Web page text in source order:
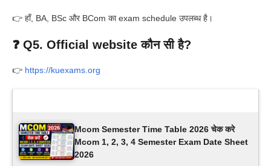
👉 हाँ, BA, BSc और BCom का exam schedule उपलब्ध है।
❓ Q5. Official website कौन सी है?
👉 https://kuexams.org
Mcom Semester Time Table 2026 चेक करे
Mcom 1, 2, 3, 4 Semester Exam Date Sheet
2026